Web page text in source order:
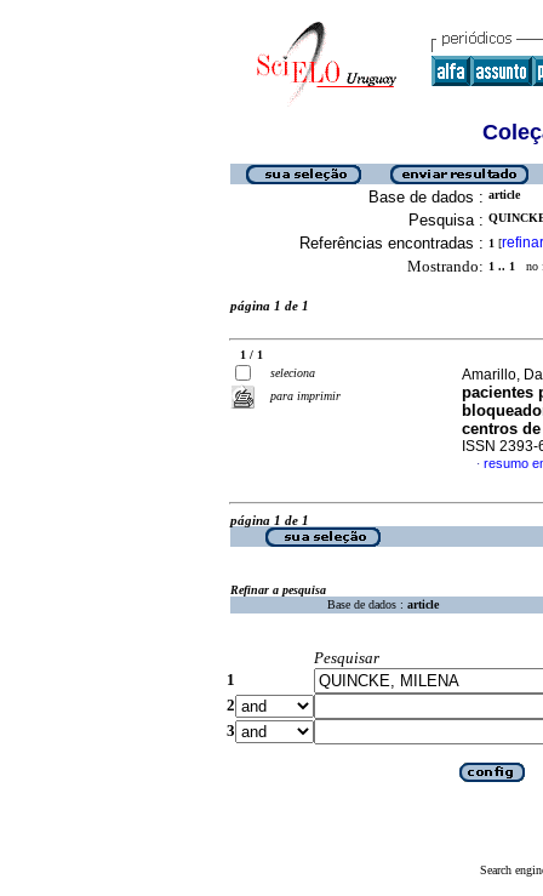
Base de dados : article
Pesquisa :
Referências encontradas : 1 [refinar
Mostrando: 1 .. 1 no
página 1 de 1
1 / 1
seleciona
para imprimir
Amarillo,
pacientes
centros
ISSN 2393-
· resumo
página 1 de 1
Refinar a pesquisa
Base de dados : article
Pesquisar
1
2
3
Search